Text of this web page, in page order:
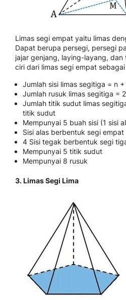
Limas segi empat yaitu limas
Dapat berupa persegi, persegi
jajar genjang, laying-layang,
ciri dari limas segi empat
Jumlah sisi limas segitiga = n
Jumlah rusuk limas segitiga =
Jumlah titik sudut limas
titik sudut
Mempunyai 5 buah sisi (1 sisi
Sisi alas berbentuk segi empat
4 Sisi tegak berbentuk segi
Mempunyai 5 titik sudut
Mempunyai 8 rusuk
3. Limas Segi Lima